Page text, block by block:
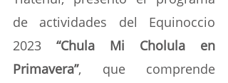
de actividades del Equinoccio
2023 “Chula Mi Cholula en
Primavera”, que comprende